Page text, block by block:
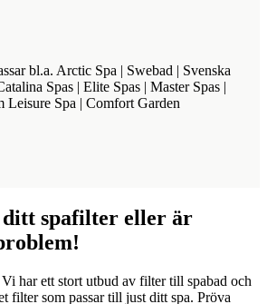
bl.a. Arctic Spa | Swebad | Svenska
Spas | Elite Spas | Master Spas |
Leisure Spa | Comfort Garden
spafilter eller är
Vi har ett stort utbud av filter till spabad och
filter som passar till just ditt spa. Pröva